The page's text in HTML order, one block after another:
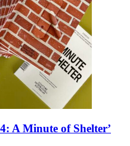
A Minute of Shelter’